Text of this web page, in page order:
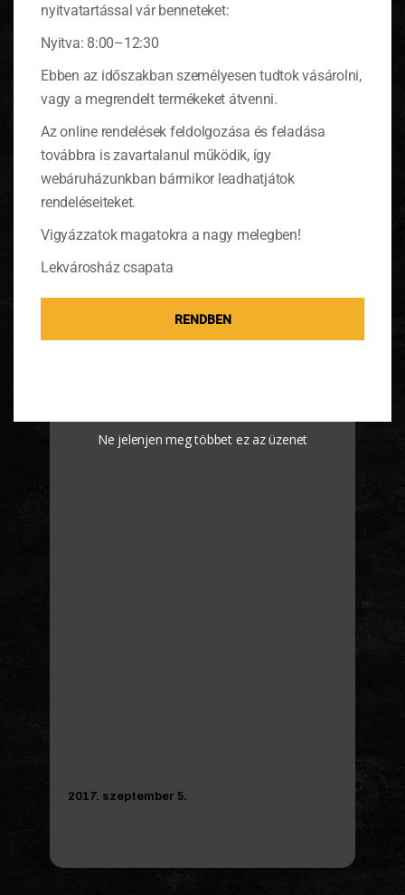
Főzzük közepes lángon, míg sűrű szószt nem
kapunk. Töltsük a forrásban lévő mártást
percre. Ha kihűlt, mehet a kamrába. Tehetünk rá
is.
A befőző eszközöket megrendelheted hozzá
2017. szeptember 5.
nyitvatartással vár benneteket:
Nyitva: 8:00–12:30
Ebben az időszakban személyesen tudtok vásárolni,
vagy a megrendelt termékeket átvenni.
Az online rendelések feldolgozása és feladása
továbbra is zavartalanul működik, így
webáruházunkban bármikor leadhatjátok
rendeléseiteket.
Vigyázzatok magatokra a nagy melegben!
Lekvárosház csapata
RENDBEN
Ne jelenjen meg többet ez az üzenet